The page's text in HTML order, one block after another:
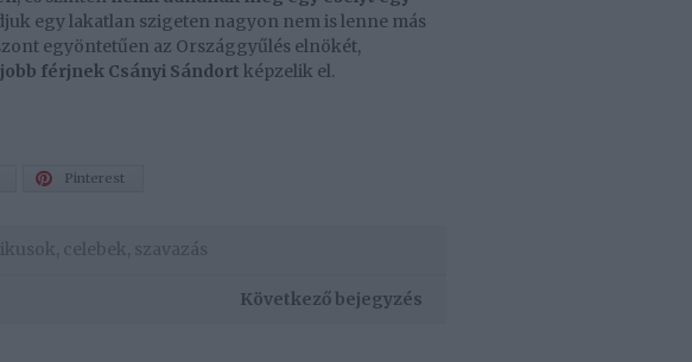
egy lakatlan szigeten nagyon nem is lenne más
egyöntetűen az Országgyűlés elnökét,
férjnek Csányi Sándort képzelik el.
Pinterest
celebek szavazás
Következő bejegyzés